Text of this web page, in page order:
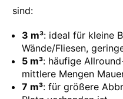
sind:
3 m³: ideal für kleine
Wände/Fliesen,
5 m³: häufige
mittlere Mengen
7 m³: für größere